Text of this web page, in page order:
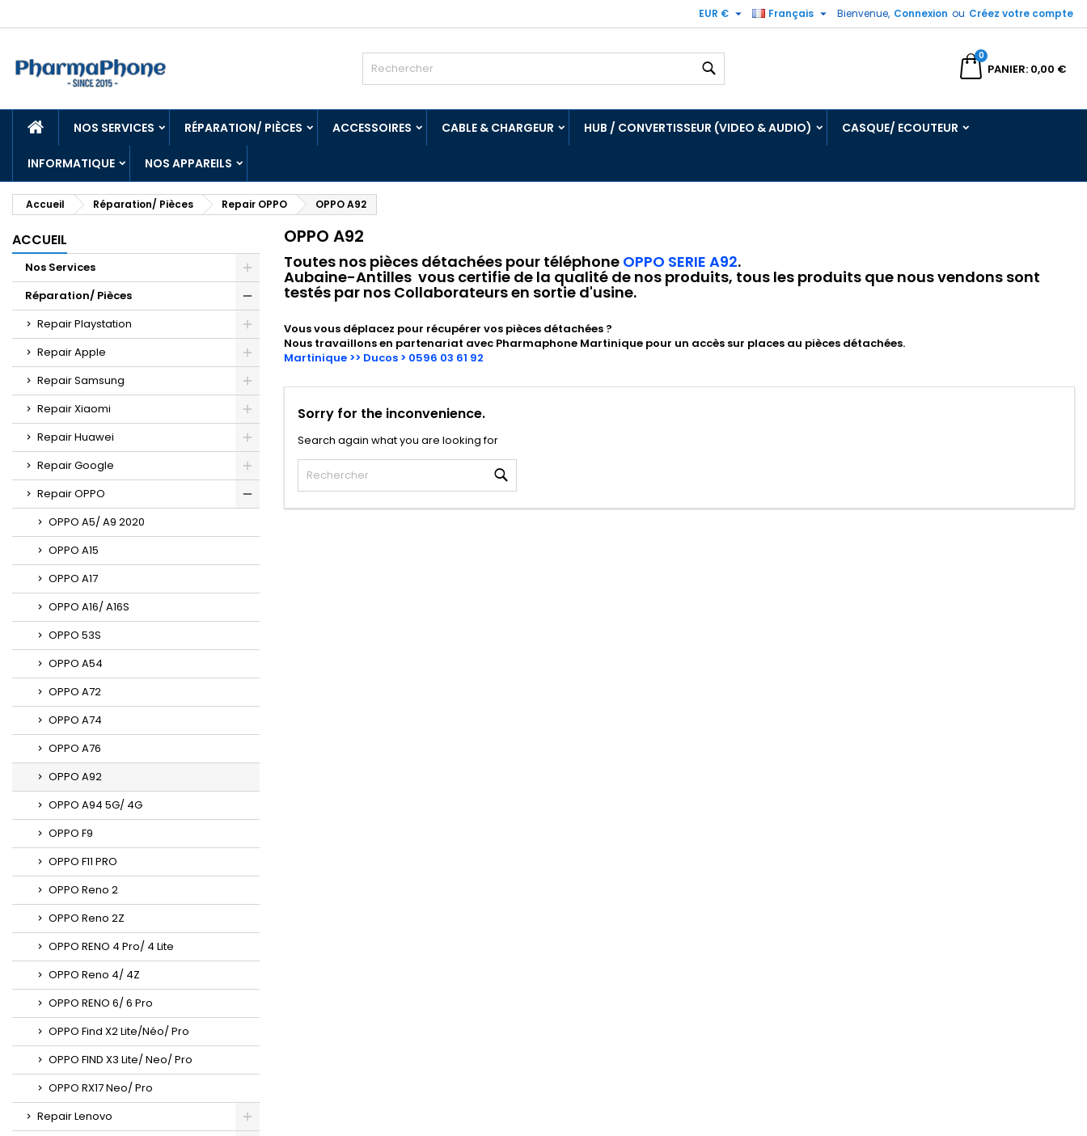
Bienvenue, Connexion ou Créez votre compte
Français 
EUR € 
PANIER
0
0,00 €
ACCUEILNOS SERVICES RÉPARATION/ PIÈCES ACCESSOIRES CABLE & CHARGEUR HUB / CONVERTISSEUR (VIDEO & AUDIO) CASQUE/ ECOUTEUR
INFORMATIQUE NOS APPAREILS
Accueil Réparation/ Pièces Repair OPPO OPPO A92
ACCUEIL
Nos Services
Réparation/ Pièces
Repair Playstation
Repair Apple
Repair Samsung
Repair Xiaomi
Repair Huawei
Repair Google
Repair OPPO
OPPO A5/ A9 2020
OPPO A15
OPPO A17
OPPO A16/ A16S
OPPO 53S
OPPO A54
OPPO A72
OPPO A74
OPPO A76
OPPO A92
OPPO A94 5G/ 4G
OPPO F9
OPPO F11 PRO
OPPO Reno 2
OPPO Reno 2Z
OPPO RENO 4 Pro/ 4 Lite
OPPO Reno 4/ 4Z
OPPO RENO 6/ 6 Pro
OPPO Find X2 Lite/Néo/ Pro
OPPO FIND X3 Lite/ Neo/ Pro
OPPO RX17 Neo/ Pro
Repair Lenovo
OPPO A92
Toutes nos pièces détachées pour téléphone OPPO SERIE A92.
Aubaine-Antilles vous certifie de la qualité de nos produits, tous les produits que nous vendons sont
testés par nos Collaborateurs en sortie d'usine.
Vous vous déplacez pour récupérer vos pièces détachées ?
Nous travaillons en partenariat avec Pharmaphone Martinique pour un accès sur places au pièces détachées.
Martinique >> Ducos > 0596 03 61 92
Sorry for the inconvenience.
Search again what you are looking for